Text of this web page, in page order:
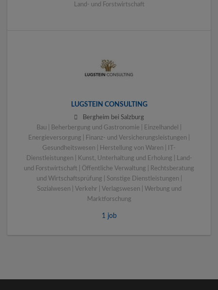
Land- und Forstwirtschaft
LUGSTEIN CONSULTING
Bergheim bei Salzburg
Bau | Beherbergung und Gastronomie | Einzelhandel |
Energieversorgung | Finanz- und Versicherungsleistungen |
Gesundheitswesen | Herstellung von Waren | IT-
Dienstleistungen | Kunst, Unterhaltung und Erholung | Land-
und Forstwirtschaft | Öffentliche Verwaltung | Rechtsberatung
und Wirtschaftsprüfung | Sonstige Dienstleistungen |
Sozialwesen | Verkehr | Verlagswesen | Werbung und
Marktforschung
1 job